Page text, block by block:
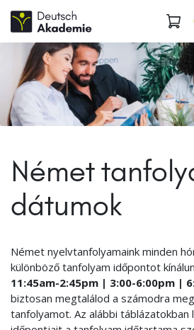
Német
dátumok
Német nyelvtanfolyamaink minden
különböző tanfolyam időpontot
11:45am-2:45pm | 3:00-6:00pm |
biztosan megtalálod a számodra
tanfolyamot. Az alábbi táblázatokban